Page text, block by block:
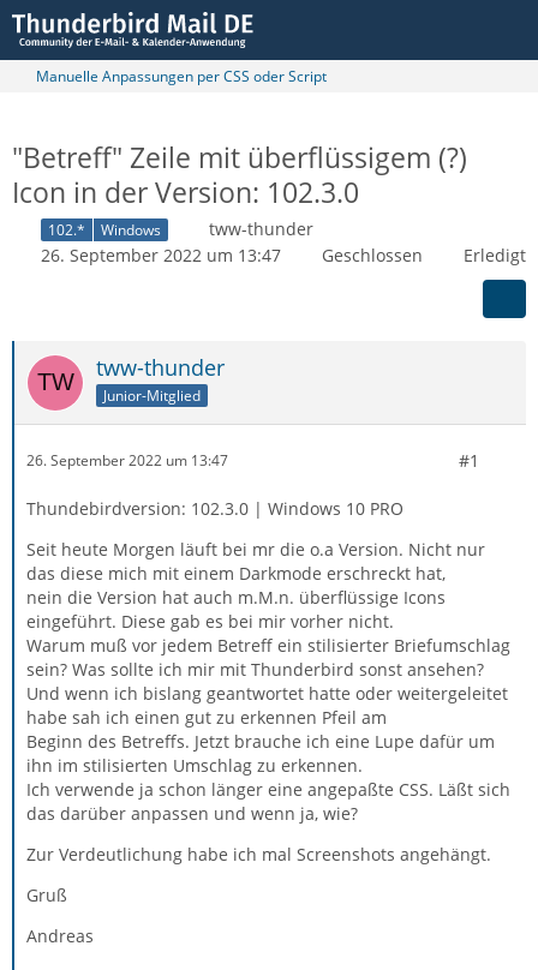
Manuelle Anpassungen per CSS oder Script
"Betreff" Zeile mit überflüssigem (?)
Icon in der Version: 102.3.0
102.* Windows
tww-thunder
26. September 2022 um 13:47
Geschlossen Erledigt
tww-thunder
Junior-Mitglied
26. September 2022 um 13:47 #1
Thundebirdversion: 102.3.0 | Windows 10 PRO
Seit heute Morgen läuft bei mr die o.a Version. Nicht nur
das diese mich mit einem Darkmode erschreckt hat,
nein die Version hat auch m.M.n. überflüssige Icons
eingeführt. Diese gab es bei mir vorher nicht.
Warum muß vor jedem Betreff ein stilisierter Briefumschlag
sein? Was sollte ich mir mit Thunderbird sonst ansehen?
Und wenn ich bislang geantwortet hatte oder weitergeleitet
habe sah ich einen gut zu erkennen Pfeil am
Beginn des Betreffs. Jetzt brauche ich eine Lupe dafür um
ihn im stilisierten Umschlag zu erkennen.
Ich verwende ja schon länger eine angepaßte CSS. Läßt sich
das darüber anpassen und wenn ja, wie?
Zur Verdeutlichung habe ich mal Screenshots angehängt.
Gruß
Andreas